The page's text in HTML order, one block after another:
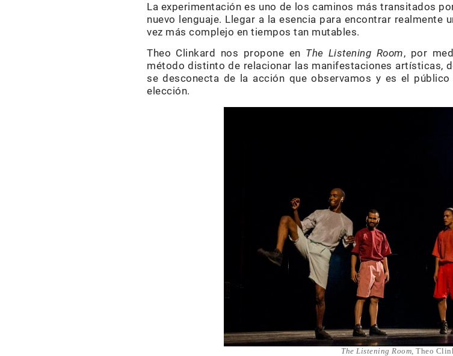
La experimentación es uno de los caminos más transitados
nuevo lenguaje. Llegar a la esencia para encontrar realmente
vez más complejo en tiempos tan mutables.
Theo Clinkard nos propone en The Listening Room, por
método distinto de relacionar las manifestaciones artísticas,
se desconecta de la acción que observamos y es el
elección.
The Listening Room,Theo